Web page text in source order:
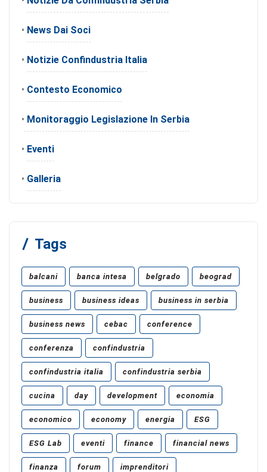
• News Dai Soci
• Notizie Confindustria Italia
• Contesto Economico
• Monitoraggio Legislazione In Serbia
• Eventi
• Galleria
Tags
balcani banca intesa belgrado beograd
business business ideas business in serbia
business news cebac conference
conferenza confindustria
confindustria italia confindustria serbia
cucina day development economia
economico economy energia ESG
ESG Lab eventi finance financial news
finanza forum imprenditori